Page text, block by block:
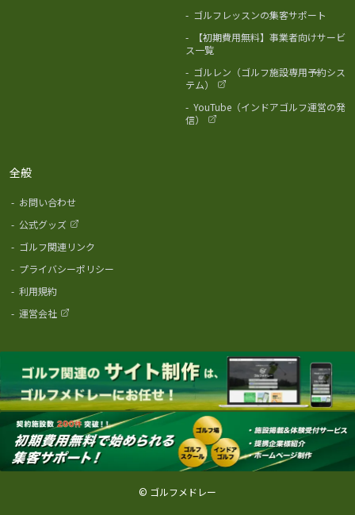
- ゴルフレッスンの集客サポート
-
【初期費用無料】事業者向けサービ
ス一覧
- ゴルレン（ゴルフ施設専用予約シス
テム）
- YouTube（インドアゴルフ運営の発
信）
全般
- お問い合わせ
- 公式グッズ
- ゴルフ関連リンク
- プライバシーポリシー
- 利用規約
- 運営会社
© ゴルフメドレー